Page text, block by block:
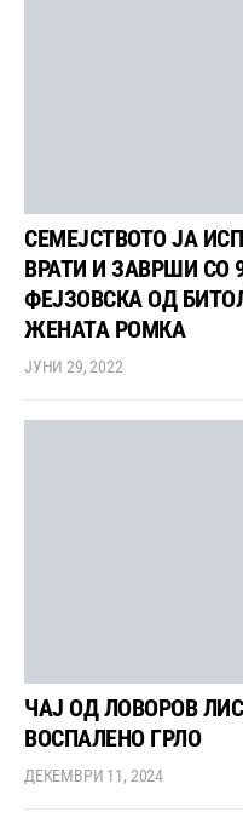
СЕМЕЈСТВОТО ЈА
ВРАТИ И ЗАВРШИ СО
ФЕЈЗОВСКА ОД
ЖЕНАТА РОМКА
ЈУНИ 29, 2022
ЧАЈ ОД ЛОВОРОВ
ВОСПАЛЕНО ГРЛО
ДЕКЕМВРИ 11, 2024